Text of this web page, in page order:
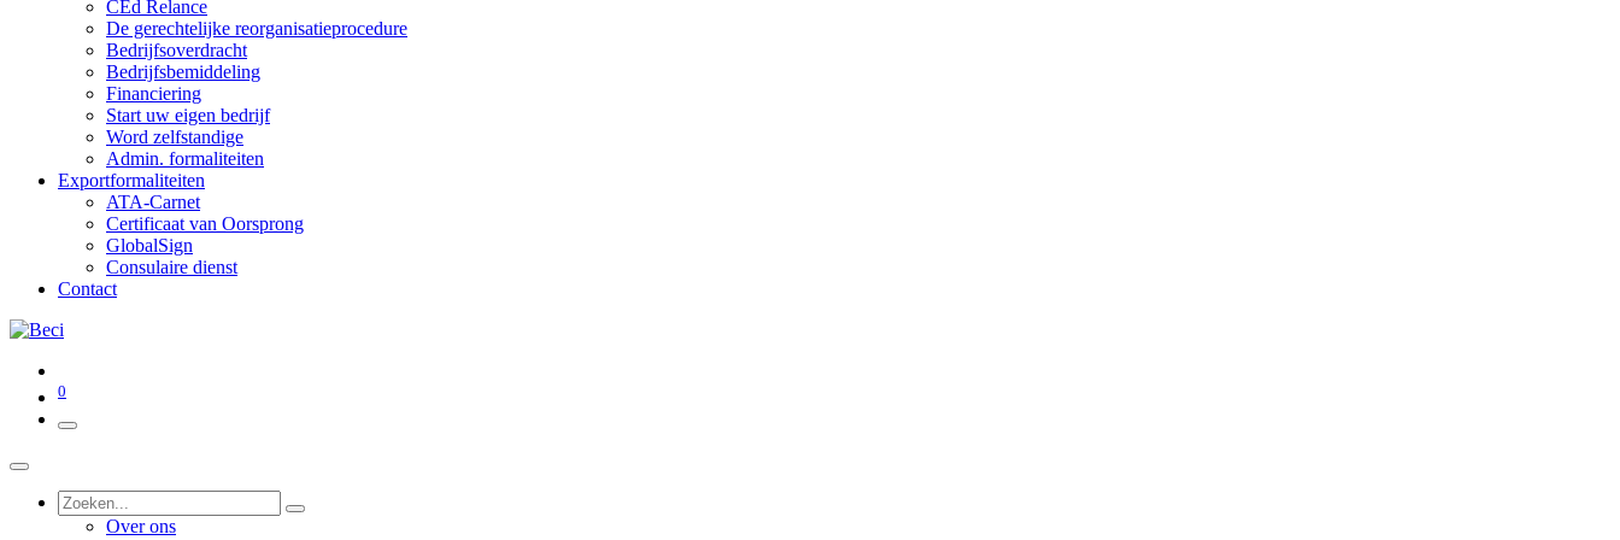
CEd Relance
De gerechtelijke reorganisatieprocedure
Bedrijfsoverdracht
Bedrijfsbemiddeling
Financiering
Start uw eigen bedrijf
Word zelfstandige
Admin. formaliteiten
Exportformaliteiten
ATA-Carnet
Certificaat van Oorsprong
GlobalSign
Consulaire dienst
Contact
0
Over ons